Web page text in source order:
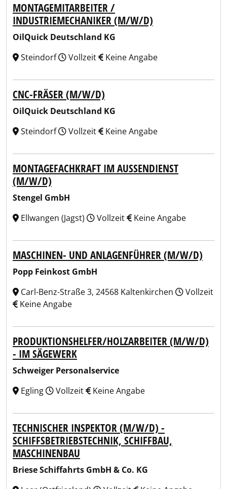
MONTAGEMITARBEITER /
INDUSTRIEMECHANIKER (M/W/D)
OilQuick Deutschland KG
Steindorf
Vollzeit Keine Angabe
CNC-FRÄSER (M/W/D)
OilQuick Deutschland KG
Steindorf
Vollzeit Keine Angabe
MONTAGEFACHKRAFT IM AUSSENDIENST (
M/W/D)
Stengel GmbH
Ellwangen (Jagst)
Vollzeit Keine Angabe
MASCHINEN- UND ANLAGENFÜHRER (M/W/D)
Popp Feinkost GmbH
Carl-Benz-Straße 3, 24568 Kaltenkirchen
Vollzeit
Keine Angabe
PRODUKTIONSHELFER/HOLZARBEITER (M/W/D)
- IM SÄGEWERK
Schweiger Personalservice
Egling
Vollzeit Keine Angabe
TECHNISCHER INSPEKTOR (M/W/D) -
SCHIFFSBETRIEBSTECHNIK, SCHIFFBAU,
MASCHINENBAU
Briese Schiffahrts GmbH & Co. KG